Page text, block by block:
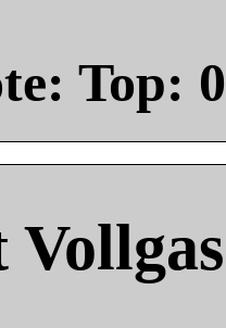
Top: 0